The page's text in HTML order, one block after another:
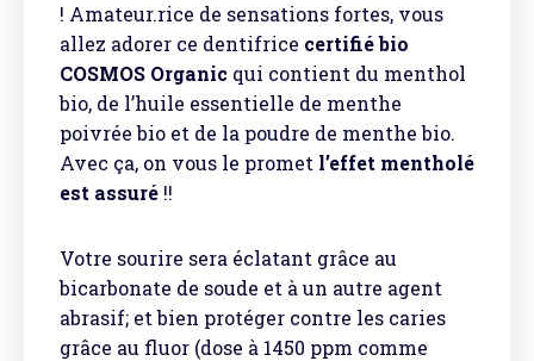
! Amateur.rice de sensations fortes, vous
allez adorer ce dentifrice certifié bio
COSMOS Organic qui contient du menthol
bio, de l’huile essentielle de menthe
poivrée bio et de la poudre de menthe bio.
Avec ça, on vous le promet l’effet mentholé
est assuré !!
Votre sourire sera éclatant grâce au
bicarbonate de soude et à un autre agent
abrasif; et bien protéger contre les caries
grâce au fluor (dose à 1450 ppm comme